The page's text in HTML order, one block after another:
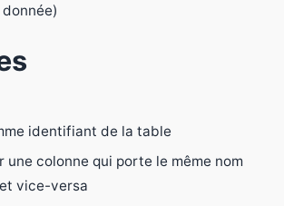
identifiant de la table
une colonne qui porte le même nom
vice-versa